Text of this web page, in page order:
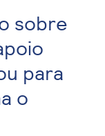
sobre
para
o